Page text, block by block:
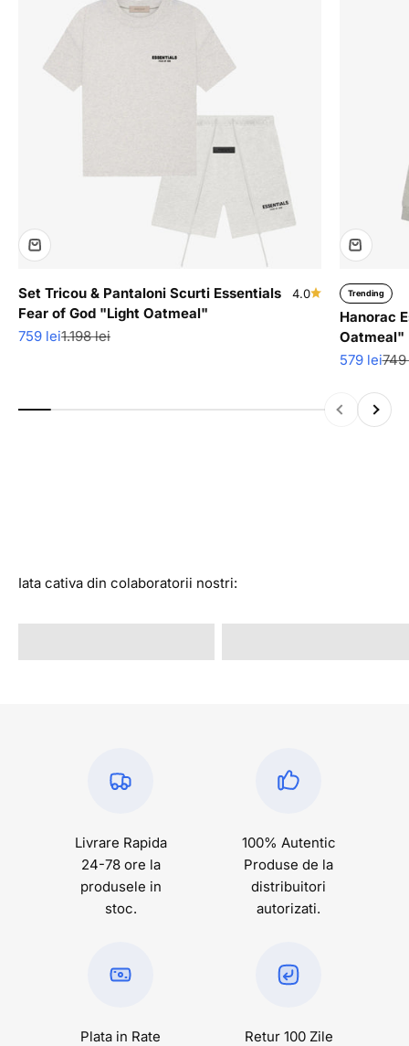
Set Tricou & Pantaloni Scurti Essentials
Fear of God "Light Oatmeal"
4.0
Pret redus
759 leiPret normal
1.198 lei
Trending
Hanorac
Oatmeal"
Pret redus
579 lei
InapoiInainte
Descopera produse cu ultimele bucati disponibile in stoc
Iata cativa din colaboratorii nostri:
Livrare Rapida
24-78 ore la
produsele in
stoc.
100% Autentic
Produse de la
distribuitori
autorizati.
Plata in Rate
Retur 100 Zile